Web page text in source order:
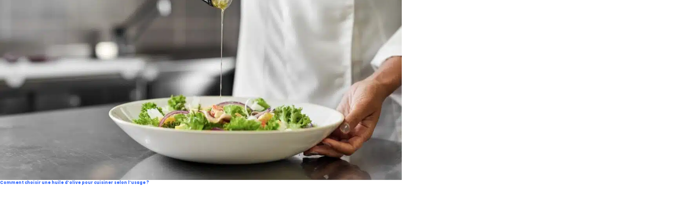
Comment choisir une huile d’olive pour cuisiner selon l’usage ?